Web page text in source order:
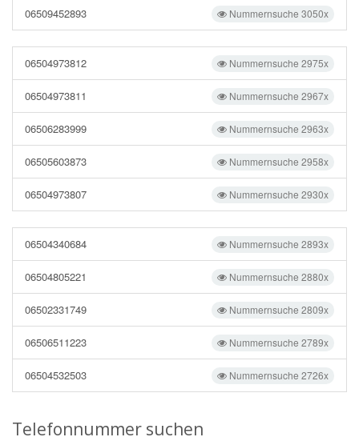
Nummernsuche 3050x
06509452893
Nummernsuche 2975x
06504973812
Nummernsuche 2967x
06504973811
Nummernsuche 2963x
06506283999
Nummernsuche 2958x
06505603873
Nummernsuche 2930x
06504973807
Nummernsuche 2893x
06504340684
Nummernsuche 2880x
06504805221
Nummernsuche 2809x
06502331749
Nummernsuche 2789x
06506511223
Nummernsuche 2726x
06504532503
Telefonnummer suchen